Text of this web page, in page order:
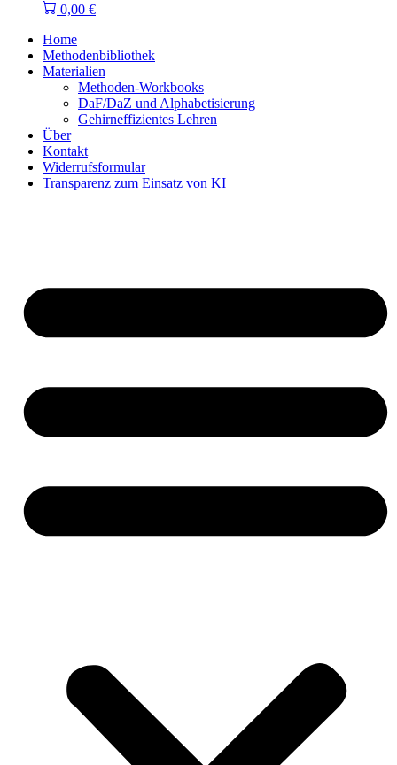
0,00 €
Home
Methodenbibliothek
Materialien
Methoden-Workbooks
DaF/DaZ und Alphabetisierung
Gehirneffizientes Lehren
Über
Kontakt
Widerrufsformular
Transparenz zum Einsatz von KI